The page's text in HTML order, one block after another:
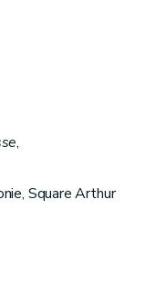
,
Square Arthur